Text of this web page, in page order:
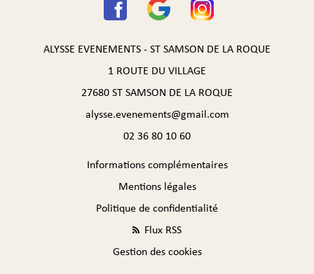
ALYSSE EVENEMENTS - ST SAMSON DE LA ROQUE
1 ROUTE DU VILLAGE
27680 ST SAMSON DE LA ROQUE
alysse.evenements@gmail.com
02 36 80 10 60
Informations complémentaires
Mentions légales
Politique de confidentialité
Flux RSS
Gestion des cookies